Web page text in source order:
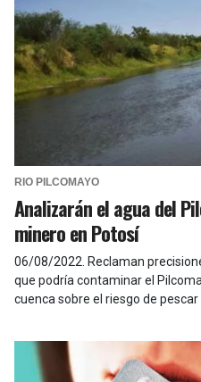
RIO PILCOMAYO
Analizarán el agua del
minero en Potosí
06/08/2022 Reclaman
que podría contaminar el
cuenca sobre el riesgo de pescar